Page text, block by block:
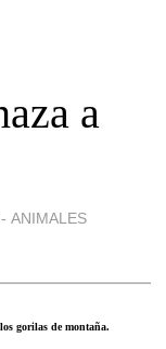
a
- ANIMALES
gorilas de montaña.